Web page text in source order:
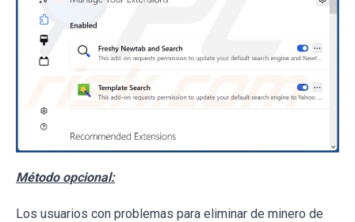
Método opcional:
Los usuarios con problemas para eliminar de minero de